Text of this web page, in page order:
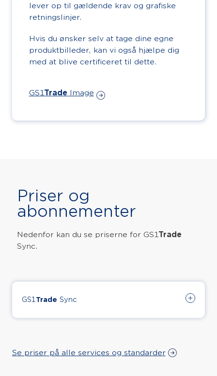
lever op til gældende krav og grafiske
retningslinjer.
Hvis du ønsker selv at tage dine egne
produktbilleder, kan vi også hjælpe dig
med at blive certificeret til dette.
GS1Trade Image
Priser og
abonnementer
Nedenfor kan du se priserne for GS1Trade
Sync.
GS1Trade Sync
forbrugsabonnementer.
Se priser på alle services og standarder